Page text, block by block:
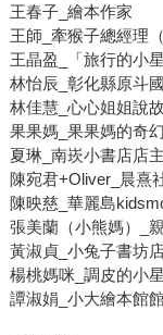
王春子_繪本作家
王師_牽猴子總經理
王晶盈_「旅行的小
林怡辰_彰化縣原斗
林佳慧_心心姐姐說
果果媽_果果媽的奇
夏琳_南崁小書店店主
陳宛君+Oliver_晨熹
陳映慈_華麗島
張美蘭（小熊媽）_
黃淑貞_小兔子書坊
楊桃媽咪_調皮的小
譚淑娟_小大繪本館